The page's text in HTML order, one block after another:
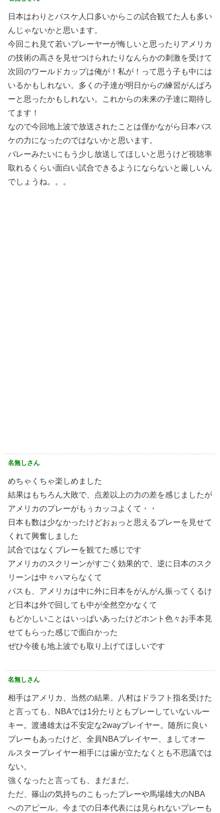
日本はわりとバスケ人口多いからこの試合観てた人も多い
んじゃないかと思います。
今回これ見て若いプレーヤーが悔しいと思ったりアメリカ
の技術の高さを見せつけられたりなんらかの刺激を受けて
次回のワールドカップは俺が！私が！って思う子も中には
いるかもしれない。多くの子達が明日からの練習がんばろ
ーと思ったかもしれない。これからの未来の子達に期待し
てます！
なので今回地上波で放送されたことは僅かながら日本バス
ケの力になったのではないかと思います。
バレーみたいにもう少し放送してほしいと思うけど視聴率
取れるくらい面白い試合できるようにならないと厳しいん
でしょうね。。。
名無しさん
めちゃくちゃ楽しめました
結果はもちろん大敗で、点差以上の力の差を感じましたが
アメリカのプレーがもぅカッコよくて・・
日本も数は少なかったけどおぉっと思えるプレーを見せて
くれて興奮しました
試合ではなくプレーを観てた感じです
アメリカのスクリーンがすごく効果的で、逆に日本のスク
リーンは中々ハマらなくて
パスも、アメリカは中に外に日本をがんがん振ってくるけ
ど日本は外で回しても中が全然空かなくて
もどかしいことはいっぱいあったけどホント色々お手本見
せてもらった感じで面白かった
ぜひ今後も地上波でも取り上げてほしいです
名無しさん
相手はアメリカ、当然の結果。八村はドラフト指名受けた
と言っても、NBAでは1分たりともプレーしていないルー
キー。渡邊雄太は不安定な2wayプレイヤー。随所に良い
プレーもあったけど、全員NBAプレイヤー、ましてオー
ルスタープレイヤー相手には歯が立たなくとも不思議では
ない。
強くなったと言っても、まだまだ。
ただ、篠山の気持ちのこもったプレーや馬場雄大のNBA
へのアピール。今までの日本代表には見られないプレーも